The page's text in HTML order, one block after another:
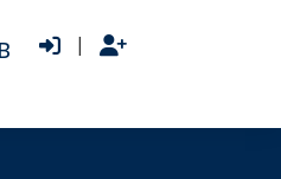
|